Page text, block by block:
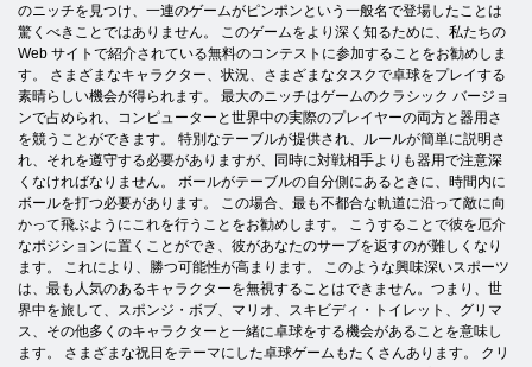
のニッチを見つけ、一連のゲームがピンポンという一般名で登場したことは
驚くべきことではありません。 このゲームをより深く知るために、私たちの
Web サイトで紹介されている無料のコンテストに参加することをお勧めしま
す。 さまざまなキャラクター、状況、さまざまなタスクで卓球をプレイする
素晴らしい機会が得られます。 最大のニッチはゲームのクラシック バージョ
ンで占められ、コンピューターと世界中の実際のプレイヤーの両方と器用さ
を競うことができます。 特別なテーブルが提供され、ルールが簡単に説明さ
れ、それを遵守する必要がありますが、同時に対戦相手よりも器用で注意深
くなければなりません。 ボールがテーブルの自分側にあるときに、時間内に
ボールを打つ必要があります。 この場合、最も不都合な軌道に沿って敵に向
かって飛ぶようにこれを行うことをお勧めします。 こうすることで彼を厄介
なポジションに置くことができ、彼があなたのサーブを返すのが難しくなり
ます。 これにより、勝つ可能性が高まります。 このような興味深いスポーツ
は、最も人気のあるキャラクターを無視することはできません。つまり、世
界中を旅して、スポンジ・ボブ、マリオ、スキビディ・トイレット、グリマ
ス、その他多くのキャラクターと一緒に卓球をする機会があることを意味し
ます。 さまざまな祝日をテーマにした卓球ゲームもたくさんあります。 クリ